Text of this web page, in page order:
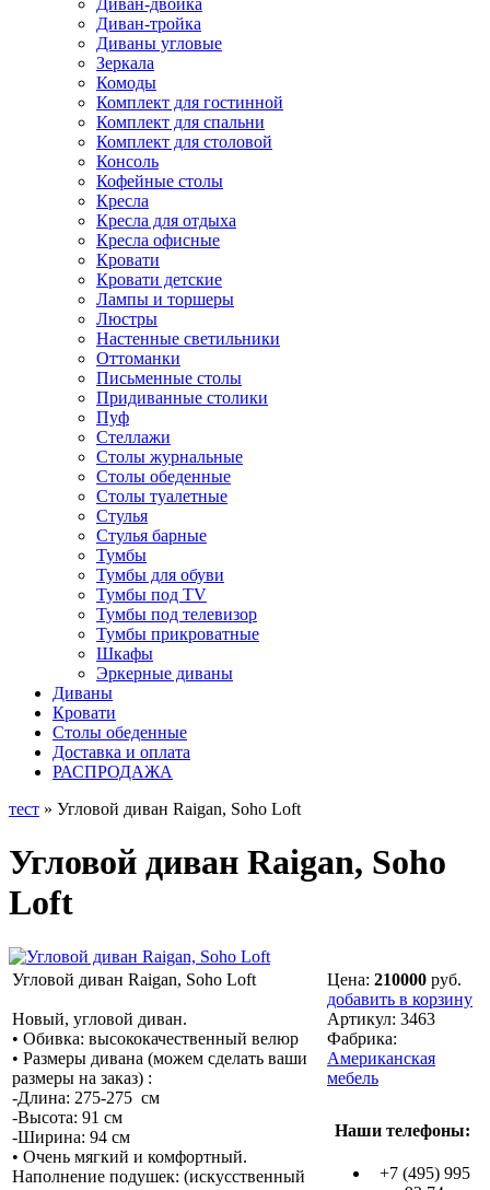
Диван-двойка
Диван-тройка
Диваны угловые
Зеркала
Комоды
Комплект для гостинной
Комплект для спальни
Комплект для столовой
Консоль
Кофейные столы
Кресла
Кресла для отдыха
Кресла офисные
Кровати
Кровати детские
Лампы и торшеры
Люстры
Настенные светильники
Оттоманки
Письменные столы
Придиванные столики
Пуф
Стеллажи
Столы журнальные
Столы обеденные
Столы туалетные
Стулья
Стулья барные
Тумбы
Тумбы для обуви
Тумбы под TV
Тумбы под телевизор
Тумбы прикроватные
Шкафы
Эркерные диваны
Диваны
Кровати
Столы обеденные
Доставка и оплата
РАСПРОДАЖА
тест » Угловой диван Raigan, Soho Loft
Угловой диван Raigan, Soho
Loft
Угловой диван Raigan, Soho Loft
Новый, угловой диван.
• Обивка: высококачественный велюр
• Размеры дивана (можем сделать ваши
размеры на заказ) :
-Длина: 275-275 см
-Высота: 91 см
-Ширина: 94 см
• Очень мягкий и комфортный.
Наполнение подушек: (искусственный
Цена: 210000 руб.
добавить в корзину
Артикул: 3463
Фабрика:
Американская
мебель
Наши телефоны:
+7 (495) 995